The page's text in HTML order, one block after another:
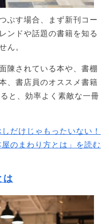
ぶす場合、まず新刊コー
ンドや話題の書籍を知る
ん。
陳されている本や、書棚
、書店員のオススメ書籍
と、効率よく素敵な一冊
だけじゃもったいない！
屋のまわり方とは」を読む
は